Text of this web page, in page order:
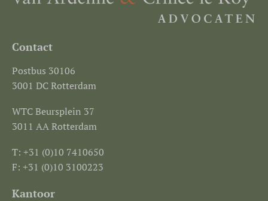
Contact
Postbus 30106
3001 DC Rotterdam
WTC Beursplein 37
3011 AA Rotterdam
T: +31 (0)10 7410650
F: +31 (0)10 3100223
Kantoor